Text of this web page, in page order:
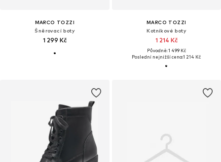
MARCO TOZZI
Šněrovací boty
1 299 Kč
MARCO TOZZI
Kotníkové boty
1 214 Kč
Původně: 1 499 Kč
Poslední nejnižší cena:1 214 Kč